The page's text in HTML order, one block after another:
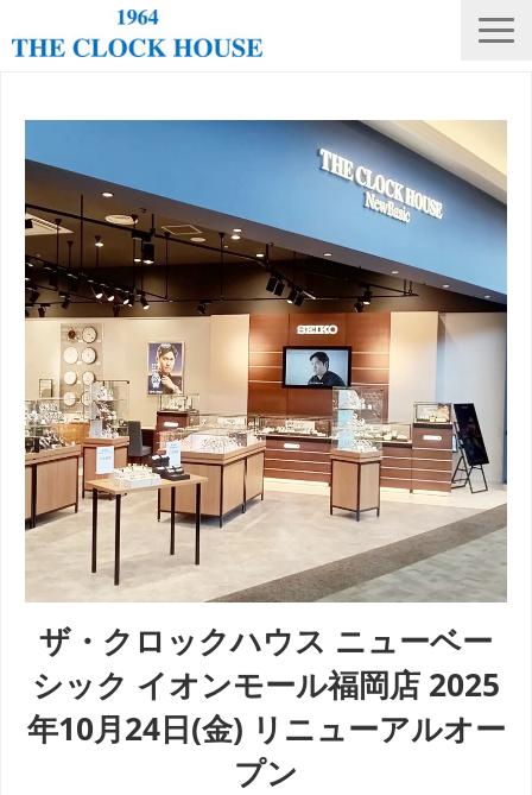
THE CLOCK HOUSE オリジナルウォッチ
修理・電池交換
会社概要
採用情報
オンラインストア
店舗リスト
ザ・クロックハウス ニューベー
シック イオンモール福岡店 2025
年10月24日(金) リニューアルオー
プン